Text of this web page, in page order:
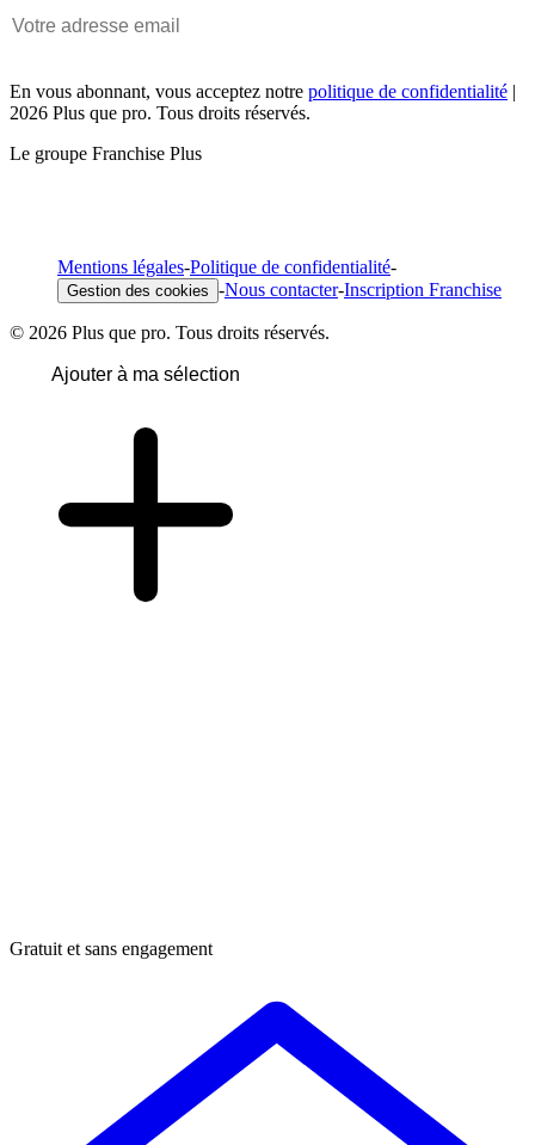
En vous abonnant, vous acceptez notre politique de confidentialité |
2026 Plus que pro. Tous droits réservés.
Le groupe Franchise Plus
Mentions légales-Politique de confidentialité-
Gestion des cookies -Nous contacter-Inscription Franchise
© 2026 Plus que pro. Tous droits réservés.
Ajouter à ma sélection
Gratuit et sans engagement